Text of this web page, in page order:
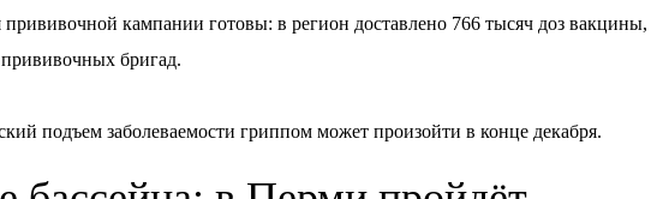
кампании готовы: в регион доставлено 766 тысяч доз вакцины,
бригад.
подъем заболеваемости гриппом может произойти в конце декабря.